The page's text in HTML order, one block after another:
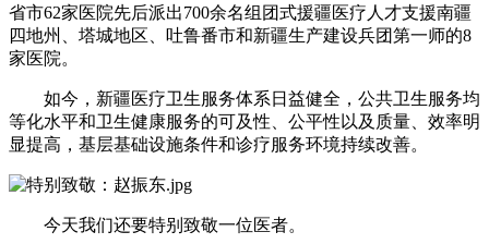
省市62家医院先后派出700余名组团式援疆医疗人才支援南疆
四地州、塔城地区、吐鲁番市和新疆生产建设兵团第一师的8
家医院。
如今，新疆医疗卫生服务体系日益健全，公共卫生服务均
等化水平和卫生健康服务的可及性、公平性以及质量、效率明
显提高，基层基础设施条件和诊疗服务环境持续改善。
今天我们还要特别致敬一位医者。